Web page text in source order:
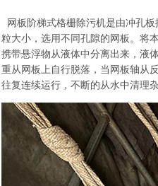
网板阶梯式格栅除污机是由冲孔
粒大小，选用不同孔隙的网板。将
携带悬浮物从液体中分离出来，液
重从网板上自行脱落，当网板轴从
往复连续运行，不断的从水中清理